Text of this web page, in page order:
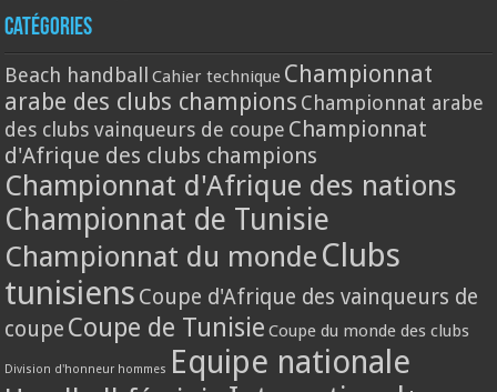
Catégories
Beach handball Cahier technique Championnat
arabe des clubs champions Championnat arabe
des clubs vainqueurs de coupe Championnat
d'Afrique des clubs champions
Championnat d'Afrique des nations
Championnat de Tunisie
Championnat du monde Clubs
tunisiens Coupe d'Afrique des vainqueurs de
coupe Coupe de Tunisie Coupe du monde des clubs
Division d'honneur hommes Equipe nationale